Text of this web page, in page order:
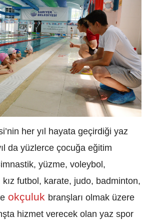
her yıl hayata geçirdiği yaz
da yüzlerce çocuğa eğitim
yüzme, voleybol,
futbol, karate, judo, badminton,
okçuluk branşları olmak üzere
hizmet verecek olan yaz spor